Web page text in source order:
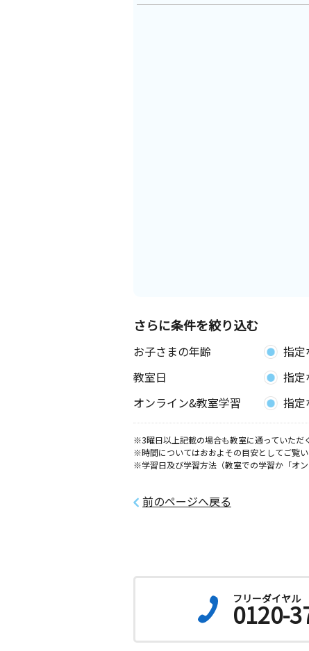
さらに条件を絞り込む
お子さまの年齢 指定
教室日
指定
オンライン&教室学習
指定
※3曜日以上記載の場合も教室に通っていただ
※時間についてはおおよその目安としてご覧
※学習日及び学習方法（教室での学習か「オ
前のページへ戻る
フリーダイヤル
0120-